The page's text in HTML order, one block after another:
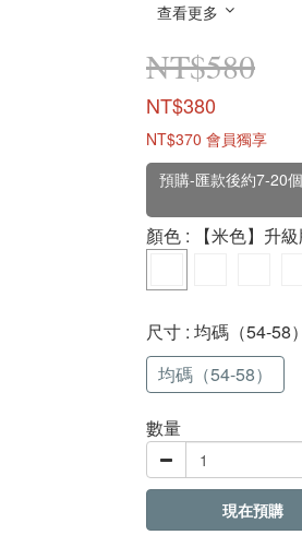
查看更多
NT$580
NT$380
NT$370 會員獨享
預購-匯款後約7-20
顏色 : 【米色】升
尺寸 : 均碼（54-58）
均碼（54-58）
數量
現在預購